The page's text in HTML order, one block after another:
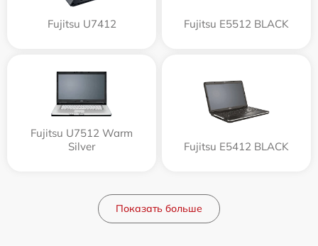
Fujitsu U7412 Fujitsu E5512 BLACK
Fujitsu U7512 Warm
Silver
Fujitsu E5412 BLACK
Показать больше